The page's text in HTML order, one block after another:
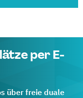
per E-
über freie duale